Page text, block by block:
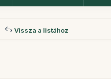
Vissza a listához